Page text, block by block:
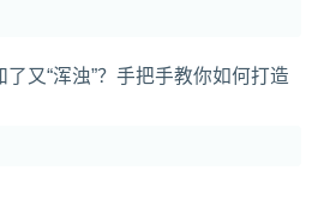
了又“浑浊”？手把手教你如何打造